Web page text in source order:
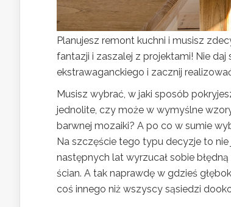
Planujesz remont kuchni i musisz
fantazji i zaszalej z projektami! Nie
ekstrawaganckiego i zacznij
Musisz wybrać, w jaki sposób
jednolite, czy może w wymyślne
barwnej mozaiki? A po co w sumie
Na szczęście tego typu decyzje to
następnych lat wyrzucał sobie
ścian. A tak naprawdę w gdzieś
coś innego niż wszyscy sąsiedzi